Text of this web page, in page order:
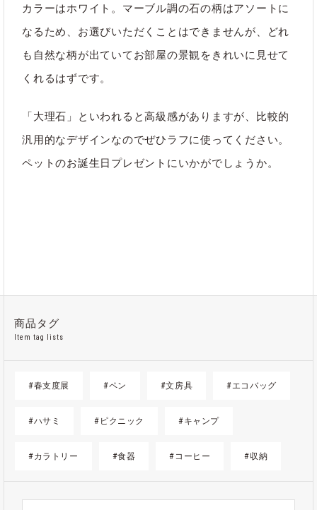
カテゴリ インテリア
カラーはホワイト。マーブル調の石の柄はアソートに
なるため、お選びいただくことはできませんが、どれ
も自然な柄が出ていてお部屋の景観をきれいに見せて
くれるはずです。
「大理石」といわれると高級感がありますが、比較的
汎用的なデザインなのでぜひラフに使ってください。
ペットのお誕生日プレゼントにいかがでしょうか。
商品タグ
Item tag lists
#春支度展 #ペン #文房具 #エコバッグ
#ハサミ #ピクニック #キャンプ
#カラトリー #食器 #コーヒー #収納